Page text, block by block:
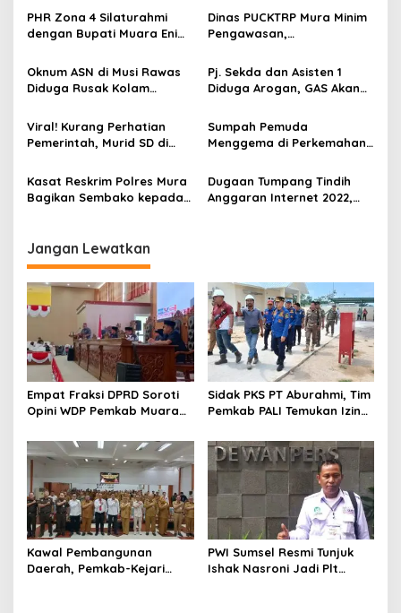
s
i
o
PHR Zona 4 Silaturahmi
dengan Bupati Muara Enim
Sinergi Dukung Ketahanan
Energi Nasional
Dinas PUCKTRP Mura Minim
Pengawasan,
Kurang Volume dan Denda
Rp288 Juta
Oknum ASN di Musi Rawas
Diduga Rusak Kolam
Pj. Sekda dan Asisten 1
Diduga Arogan, GAS Akan
Bupati Musi Rawas
Viral! Kurang Perhatian
Pemerintah, Murid SD di
Beralaskan Tikar dan
Matras
Sumpah Pemuda
Menggema di Perkemahan
Kasat Reskrim Polres Mura
Bagikan Sembako kepada
Dugaan Tumpang Tindih
Anggaran Internet 2022,
Jangan Lewatkan
Empat Fraksi DPRD Soroti
Opini WDP Pemkab Muara
Kelola Keuangan
Sidak PKS PT Aburahmi, Tim
Pemkab PALI Temukan Izin
Kawal Pembangunan
Daerah, Pemkab-Kejari
PWI Sumsel Resmi Tunjuk
Ishak Nasroni Jadi Plt